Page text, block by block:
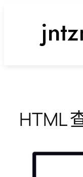
HTML